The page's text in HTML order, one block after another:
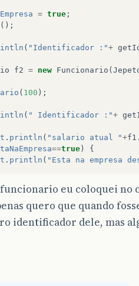
. rg;
rg;
( double aumento)
{
{
println ( "O Funcionario
.println("Departamento " +
.println("Salario atual" +
println "RG "
.println("Esta na empresa: "
= true ;
();
( "Identificador :"+
f2 = new Funcionario (
( 100 );
( " Identificador :"+
. println ( "salario atual "+f1
==true )
{
. println ( "Esta na empresa
"Funcionario
)
.out.println("Iguais" );
eu coloquei no
quero que quando
identificador dele, mas